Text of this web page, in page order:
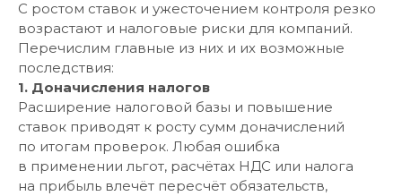
С ростом ставок и ужесточением контроля резко
возрастают и налоговые риски для компаний.
Перечислим главные из них и их возможные
последствия:
1. Доначисления налогов
Расширение налоговой базы и повышение
ставок приводят к росту сумм доначислений
по итогам проверок. Любая ошибка
в применении льгот, расчётах НДС или налога
на прибыль влечёт пересчёт обязательств,